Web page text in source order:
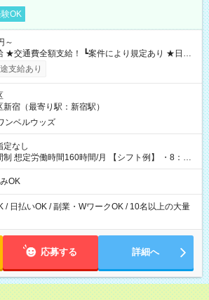
OK
～
払
あり） ┗働いたその日に現金GET♪ お仕事後はコ
日払い分を引き落とせます！ 【試用期間】試
支給あり
宿（最寄り駅：新宿駅）
ンベルウッズ
定なし
働時間160時間/月 【シフト例】 ・8：00
OK
/ 日払いOK / 副業・WワークOK / 10名以上の大量
応募する 詳細へ